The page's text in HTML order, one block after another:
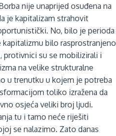
nije unaprijed osuđena na
je kapitalizam strahovit
No, bilo je perioda
bilo rasprostranjeno
protivnici su se mobilizirali i
na velike strukturalne
u trenutku u kojem je potreba
toliko izražena da
osjeća veliki broj ljudi.
tu i tamo neće riješiti
se nalazimo. Zato danas